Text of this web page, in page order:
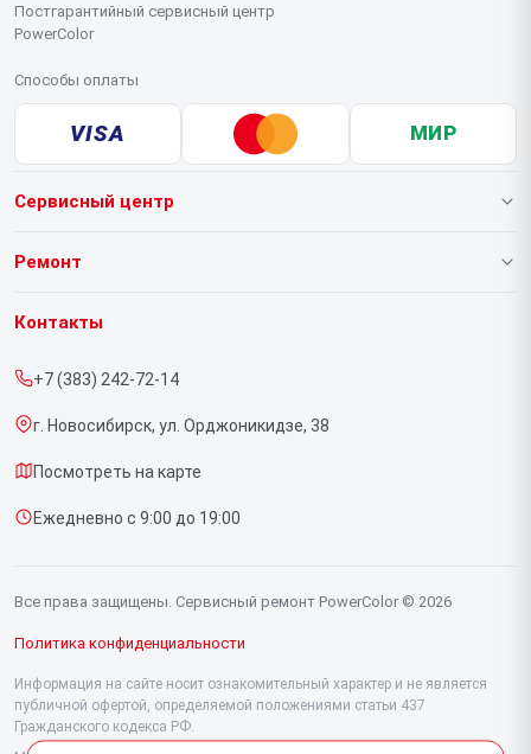
Постгарантийный сервисный центр
PowerColor
Способы оплаты
VISA МИР
Сервисный центр
О нашем сервисе
Срочный ремонт
Доставка и способы оплаты
Диагностика
Контакты
Ремонт
Видеокарт
Контакты
+7 (383) 242-72-14
г. Новосибирск, ул. Орджоникидзе, 38
Посмотреть на карте
Ежедневно с 9:00 до 19:00
Все права защищены. Сервисный ремонт PowerColor © 2026
Политика конфиденциальности
Информация на сайте носит ознакомительный характер и не является
публичной офертой, определяемой положениями статьи 437
Гражданского кодекса РФ.